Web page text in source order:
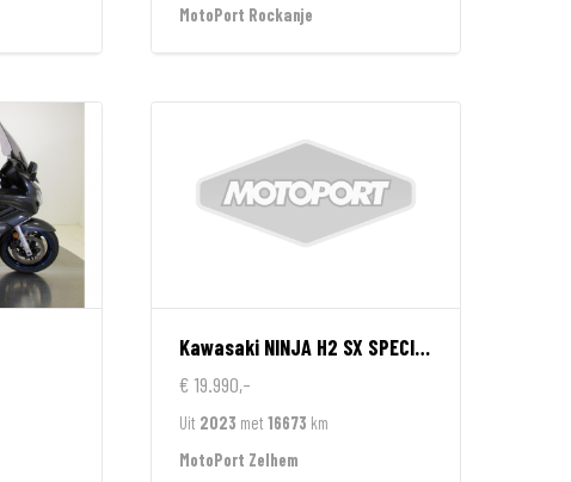
MotoPort Rockanje
Kawasaki NINJA H2 SX SPECIAL EDITION
€ 19.990,-
Uit 2023 met 16673 km
MotoPort Zelhem